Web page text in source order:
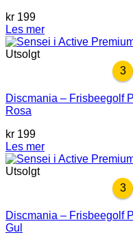
kr 199
Les mer
Utsolgt
3
Discmania – Frisbeegolf
Rosa
kr 199
Les mer
Utsolgt
3
Discmania – Frisbeegolf
Gul